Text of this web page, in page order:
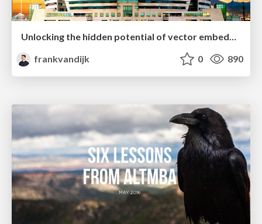
Unlocking the hidden potential of vector embeddings in international SEO
frankvandijk
0 890